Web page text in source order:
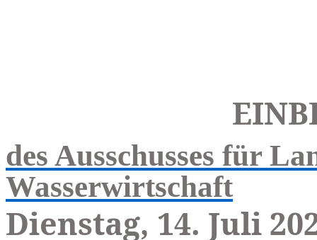
des Ausschusses für
Wasserwirtschaft
Dienstag, 14. Juli